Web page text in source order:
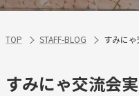
TOP STAFF-BLOG すみにゃ
すみにゃ交流会